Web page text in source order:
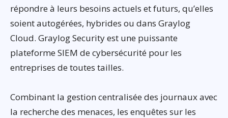
répondre à leurs besoins actuels et futurs, qu’elles
soient autogérées, hybrides ou dans Graylog
Cloud. Graylog Security est une puissante
plateforme SIEM de cybersécurité pour les
entreprises de toutes tailles.
Combinant la gestion centralisée des journaux avec
la recherche des menaces, les enquêtes sur les